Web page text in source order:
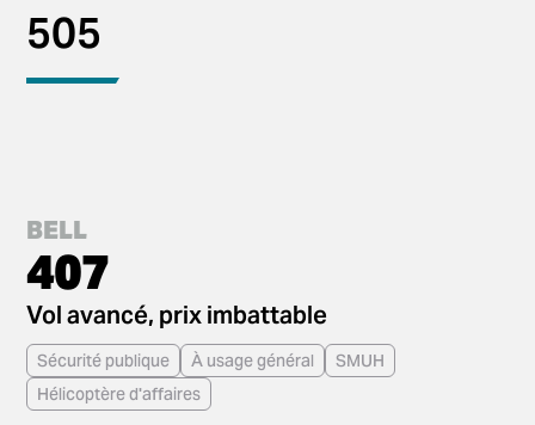
505
BELL
407
Vol avancé, prix imbattable
Sécurité publique À usage général
SMUH
Hélicoptère d'affaires